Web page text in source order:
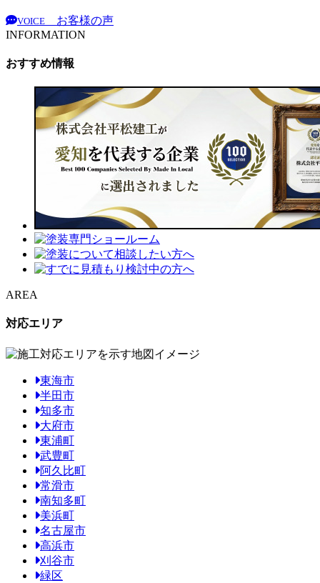
VOICE
お客様の声
INFORMATION
おすすめ情報
AREA
対応エリア
東海市
半田市
知多市
大府市
東浦町
武豊町
阿久比町
常滑市
南知多町
美浜町
名古屋市
高浜市
刈谷市
緑区